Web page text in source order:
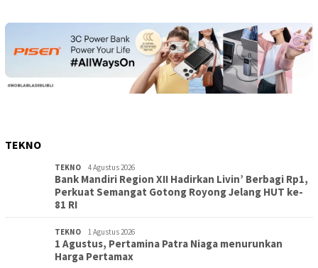
TEKNO
TEKNO 4 Agustus 2026
Bank Mandiri Region XII Hadirkan Livin’ Berbagi Rp1,
Perkuat Semangat Gotong Royong Jelang HUT ke-
81 RI
TEKNO 1 Agustus 2026
1 Agustus, Pertamina Patra Niaga menurunkan
Harga Pertamax